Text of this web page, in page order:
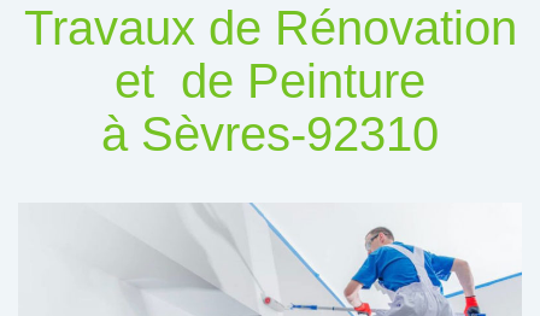
Travaux de Rénovation
et de Peinture
à Sèvres-92310